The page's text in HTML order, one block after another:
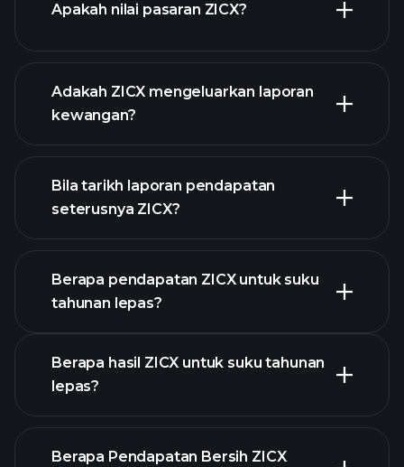
Apakah nilai pasaran ZICX?
Adakah ZICX mengeluarkan laporan
kewangan?
kewangan ZICX
Bila tarikh laporan pendapatan
seterusnya ZICX?
Berapa pendapatan ZICX untuk suku
tahunan lepas?
Berapa hasil ZICX untuk suku tahunan
lepas?
Berapa Pendapatan Bersih ZICX